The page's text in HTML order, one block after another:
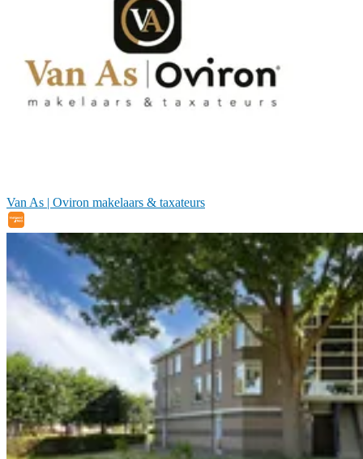
Van As | Oviron makelaars & taxateurs